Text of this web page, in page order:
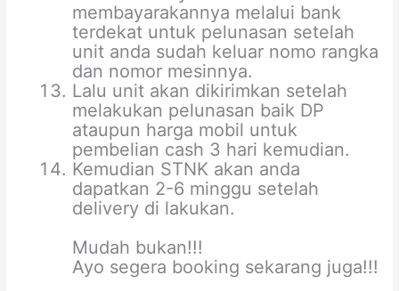
membayarakannya melalui bank
terdekat untuk pelunasan setelah
unit anda sudah keluar nomo rangka
dan nomor mesinnya.
Lalu unit akan dikirimkan setelah
melakukan pelunasan baik DP
ataupun harga mobil untuk
pembelian cash 3 hari kemudian.
Kemudian STNK akan anda
dapatkan 2-6 minggu setelah
delivery di lakukan.
Mudah bukan!!!
Ayo segera booking sekarang juga!!!